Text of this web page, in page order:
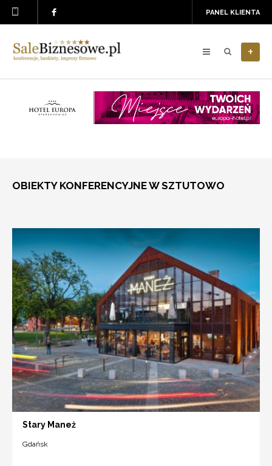
PANEL KLIENTA
+
OBIEKTY KONFERENCYJNE W SZTUTOWO
Stary Maneż
Gdańsk